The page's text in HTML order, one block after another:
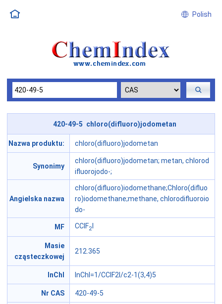
Polish
420-49-5 chloro(difluoro)jodometan
Nazwa produktu: chloro(difluoro)jodometan
Synonimy
chloro(difluoro)jodometan; metan, chlorod
ifluorojodo-;
Angielska nazwa
chloro(difluoro)iodomethane;Chloro(difluo
ro)iodomethane;methane, chlorodifluoroio
do-
MF CClF2
Masie
cząsteczkowej
212.365
InChI InChI=1/CClF2I/c2-1(3,4)5
Nr CAS 420-49-5